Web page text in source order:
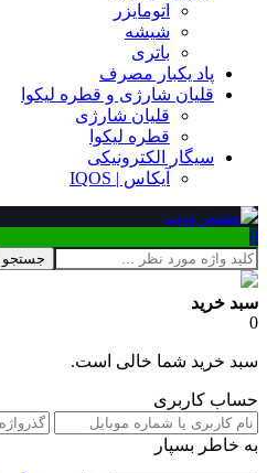
اتومایزر
شیشه
باتری
پاد یکبار مصرف
قلیان شارژی و قطره لیکوا
قلیان شارژی
قطره لیکوا
سیگار الکترونیکی
آیکاس | IQOS
0
جستجو
سبد خرید
0
سبد خرید شما خالی است.
حساب کاربری
به خاطر بسپار